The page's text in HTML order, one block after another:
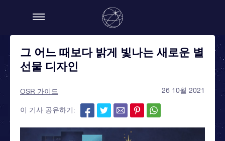
그 어느 때보다 밝게 빛나는 새로운 별
선물 디자인
OSR 가이드 26 10월 2021
이 기사 공유하기: